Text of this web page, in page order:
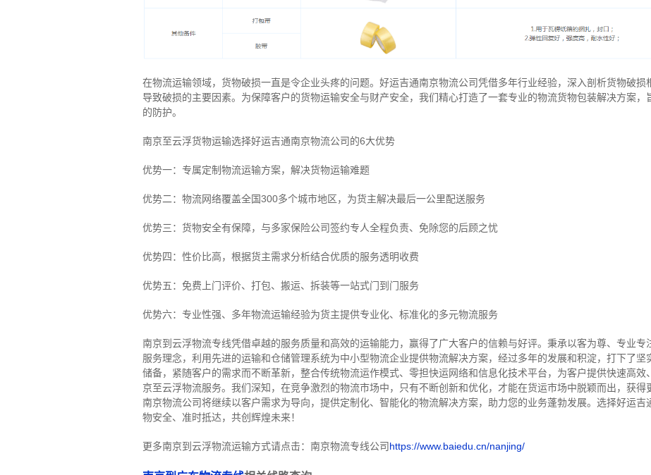
在物流运输领域，货物破损一直是令企业头疼的问题。好运吉通南京物流公司凭借多年行业经验，深入剖析货物破损
导致破损的主要因素。为保障客户的货物运输安全与财产安全，我们精心打造了一套专业的物流货物包装解决方案，
的防护。
南京至云浮货物运输选择好运吉通南京物流公司的6大优势
优势一：专属定制物流运输方案，解决货物运输难题
优势二：物流网络覆盖全国300多个城市地区，为货主解决最后一公里配送服务
优势三：货物安全有保障，与多家保险公司签约专人全程负责、免除您的后顾之忧
优势四：性价比高，根据货主需求分析结合优质的服务透明收费
优势五：免费上门评价、打包、搬运、拆装等一站式门到门服务
优势六：专业性强、多年物流运输经验为货主提供专业化、标准化的多元物流服务
南京到云浮物流专线凭借卓越的服务质量和高效的运输能力，赢得了广大客户的信赖与好评。 秉承以客为尊、专业专
服务理念，利用先进的运输和仓储管理系统为中小型物流企业提供物流解决方案，经过多年的发展和积淀，打下了坚
储备，紧随客户的需求而不断革新，整合传统物流运作模式、零担快运网络和信息化技术平台，为客户提供快速高效
京至云浮物流服务。 我们深知，在竞争激烈的物流市场中，只有不断创新和优化，才能在货运市场中脱颖而出，获得
南京物流公司将继续以客户需求为导向，提供定制化、智能化的物流解决方案，助力您的业务蓬勃发展。选择好运吉
物安全、准时抵达，共创辉煌未来！
更多南京到云浮物流运输方式请点击：南京物流专线公司https://www.baiedu.cn/nanjing/